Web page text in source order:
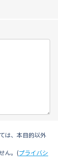
は、本目的以外
ん。(プライバシ